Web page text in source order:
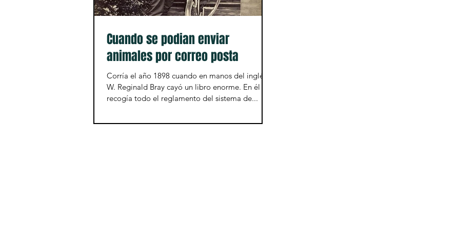
Cuando se podian enviar
animales por correo posta
Corría el año 1898 cuando en manos del inglés
W. Reginald Bray cayó un libro enorme. En él se
recogía todo el reglamento del sistema de...